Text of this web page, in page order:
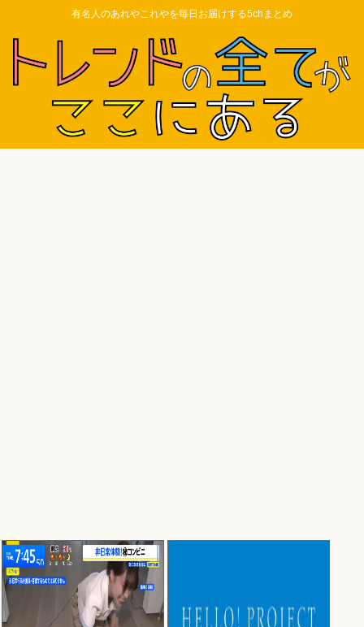
有名人のあれやこれやを毎日お届けする5chまとめ